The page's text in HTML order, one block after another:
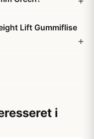
Lift Gummiflise
i